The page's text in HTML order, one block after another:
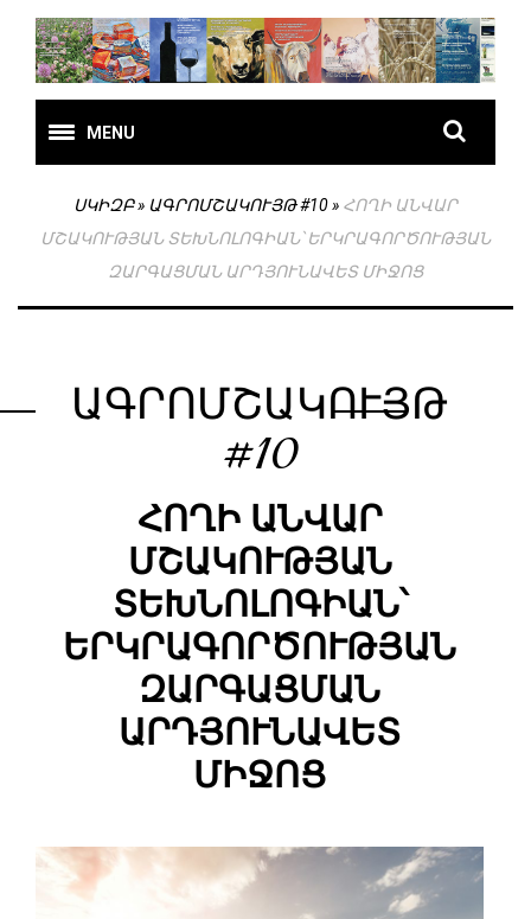
MENU
ՍԿԻԶԲ» ԱԳՐՈՄՇԱԿՈՒՅԹ #10» ՀՈՂԻ ԱՆՎԱՐ
ՄՇԱԿՈՒԹՅԱՆ ՏԵԽՆՈԼՈԳԻԱՆ՝ ԵՐԿՐԱԳՈՐԾՈՒԹՅԱՆ
ԶԱՐԳԱՑՄԱՆ ԱՐԴՅՈՒՆԱՎԵՏ ՄԻՋՈՑ
ԱԳՐՈՄՇԱԿՈՒՅԹ
#10
ՀՈՂԻ ԱՆՎԱՐ
ՄՇԱԿՈՒԹՅԱՆ
ՏԵԽՆՈԼՈԳԻԱՆ՝
ԵՐԿՐԱԳՈՐԾՈՒԹՅԱՆ
ԶԱՐԳԱՑՄԱՆ
ԱՐԴՅՈՒՆԱՎԵՏ
ՄԻՋՈՑ